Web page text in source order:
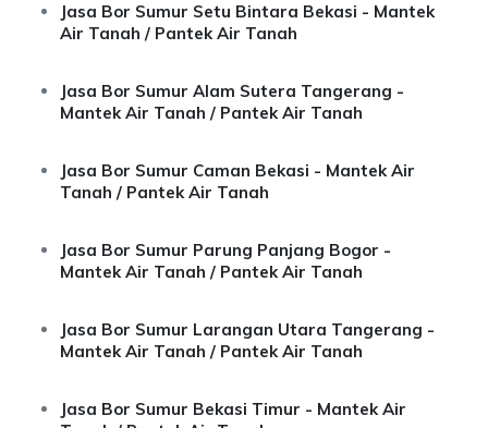
Jasa Bor Sumur Setu Bintara Bekasi - Mantek
Air Tanah / Pantek Air Tanah
Jasa Bor Sumur Alam Sutera Tangerang -
Mantek Air Tanah / Pantek Air Tanah
Jasa Bor Sumur Caman Bekasi - Mantek Air
Tanah / Pantek Air Tanah
Jasa Bor Sumur Parung Panjang Bogor -
Mantek Air Tanah / Pantek Air Tanah
Jasa Bor Sumur Larangan Utara Tangerang -
Mantek Air Tanah / Pantek Air Tanah
Jasa Bor Sumur Bekasi Timur - Mantek Air